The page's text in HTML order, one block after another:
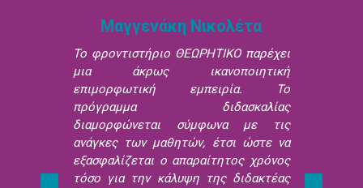
Μαγγενάκη Νικολέτα
Το φροντιστήριο ΘΕΩΡΗΤΙΚΟ παρέχει
μια άκρως ικανοποιητική
επιμορφωτική εμπειρία. Το
πρόγραμμα διδασκαλίας
διαμορφώνεται σύμφωνα με τις
ανάγκες των μαθητών, έτσι ώστε να
εξασφαλίζεται ο απαραίτητος χρόνος
τόσο για την κάλυψη της διδακτέας